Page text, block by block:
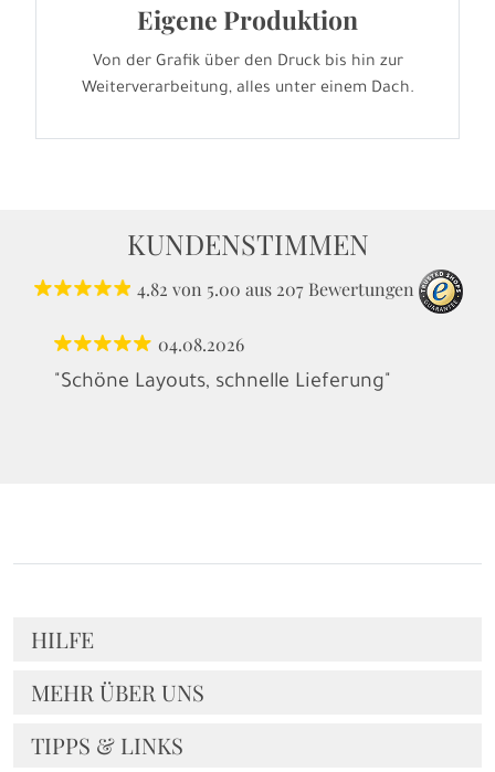
Eigene Produktion
Von der Grafik über den Druck bis hin zur
Weiterverarbeitung, alles unter einem Dach.
KUNDENSTIMMEN
4.82 von 5.00 aus 207 Bewertungen
04.08.2026
"Schöne Layouts, schnelle Lieferung"
HILFE
MEHR ÜBER UNS
TIPPS & LINKS